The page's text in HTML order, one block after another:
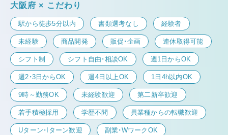
大阪府 × こだわり
駅から徒歩5分以内 書類選考なし 経験者
未経験 商品開発 販促・企画 連休取得可能
シフト制 シフト自由・相談OK 週1日からOK
週2・3日からOK 週4日以上OK 1日4h以内OK
9時～勤務OK 未経験歓迎 第二新卒歓迎
若手積極採用 学歴不問 異業種からの転職歓迎
Uターン・Iターン歓迎 副業・WワークOK